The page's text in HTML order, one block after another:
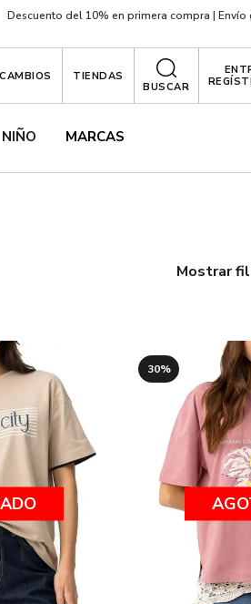
Descuento del 10% en primera compra | Envío
NIÑO MARCAS
CAMBIOS
TIENDAS
BUSCAR
Mostrar
30%